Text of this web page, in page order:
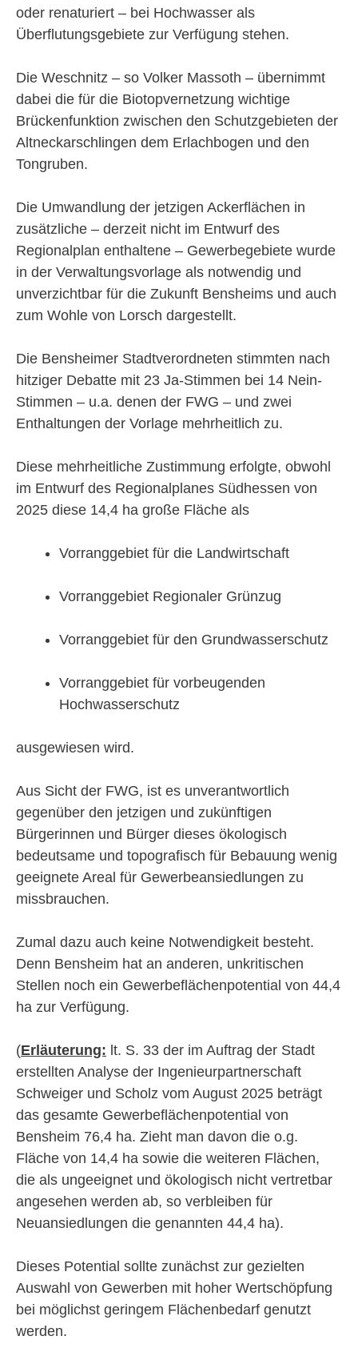
oder renaturiert – bei Hochwasser als
Überflutungsgebiete zur Verfügung stehen.
Die Weschnitz – so Volker Massoth – übernimmt
dabei die für die Biotopvernetzung wichtige
Brückenfunktion zwischen den Schutzgebieten der
Altneckarschlingen dem Erlachbogen und den
Tongruben.
Die Umwandlung der jetzigen Ackerflächen in
zusätzliche – derzeit nicht im Entwurf des
Regionalplan enthaltene – Gewerbegebiete wurde
in der Verwaltungsvorlage als notwendig und
unverzichtbar für die Zukunft Bensheims und auch
zum Wohle von Lorsch dargestellt.
Die Bensheimer Stadtverordneten stimmten nach
hitziger Debatte mit 23 Ja-Stimmen bei 14 Nein-
Stimmen – u.a. denen der FWG – und zwei
Enthaltungen der Vorlage mehrheitlich zu.
Diese mehrheitliche Zustimmung erfolgte, obwohl
im Entwurf des Regionalplanes Südhessen von
2025 diese 14,4 ha große Fläche als
Vorranggebiet für die Landwirtschaft
Vorranggebiet Regionaler Grünzug
Vorranggebiet für den Grundwasserschutz
Vorranggebiet für vorbeugenden
Hochwasserschutz
ausgewiesen wird.
Aus Sicht der FWG, ist es unverantwortlich
gegenüber den jetzigen und zukünftigen
Bürgerinnen und Bürger dieses ökologisch
bedeutsame und topografisch für Bebauung wenig
geeignete Areal für Gewerbeansiedlungen zu
missbrauchen.
Zumal dazu auch keine Notwendigkeit besteht.
Denn Bensheim hat an anderen, unkritischen
Stellen noch ein Gewerbeflächenpotential von 44,4
ha zur Verfügung.
(Erläuterung: lt. S. 33 der im Auftrag der Stadt
erstellten Analyse der Ingenieurpartnerschaft
Schweiger und Scholz vom August 2025 beträgt
das gesamte Gewerbeflächenpotential von
Bensheim 76,4 ha. Zieht man davon die o.g.
Fläche von 14,4 ha sowie die weiteren Flächen,
die als ungeeignet und ökologisch nicht vertretbar
angesehen werden ab, so verbleiben für
Neuansiedlungen die genannten 44,4 ha).
Dieses Potential sollte zunächst zur gezielten
Auswahl von Gewerben mit hoher Wertschöpfung
bei möglichst geringem Flächenbedarf genutzt
werden.